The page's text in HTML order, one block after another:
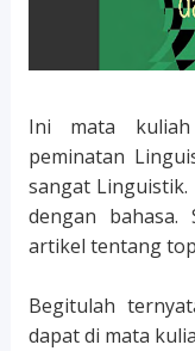
Ini mata
peminatan
sangat
dengan
artikel tentang
Begitulah
dapat di mata